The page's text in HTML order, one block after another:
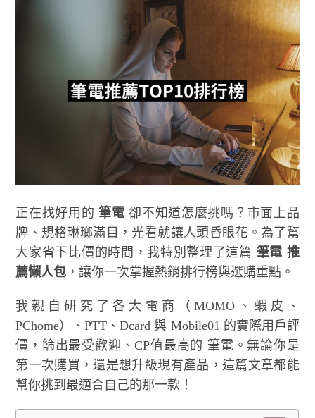
正在找好用的筆電 卻不知道怎麼挑嗎？市面上品
牌、規格琳瑯滿目，光看就讓人頭昏眼花。為了幫
大家省下比價的時間，我特別整理了這篇 筆電 推
薦懶人包 ，讓你一次掌握熱銷排行榜與選購重點。
我親自研究了各大電商（MOMO、蝦皮、
PChome）、PTT、Dcard 與 Mobile01 的實際用戶評
價，篩出最受歡迎、CP值最高的 筆電。無論你是
第一次購買，還是想升級現有產品，這篇文章都能
幫你挑到最適合自己的那一款！